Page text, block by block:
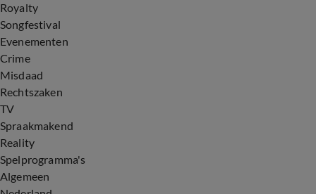
Royalty
Songfestival
Evenementen
Crime
Misdaad
Rechtszaken
TV
Spraakmakend
Reality
Spelprogramma's
Algemeen